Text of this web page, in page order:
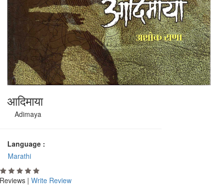
आदिमाया
Adimaya
Language :
Marathi
| Write Review